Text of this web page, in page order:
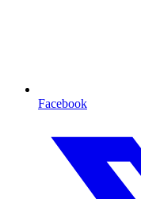
Facebook